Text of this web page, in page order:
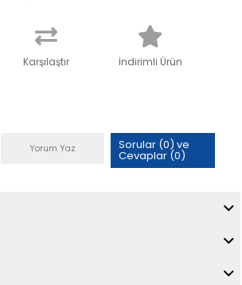
Karşılaştır İndirimli Ürün
Yorum Yaz Sorular (0) ve
Cevaplar (0)